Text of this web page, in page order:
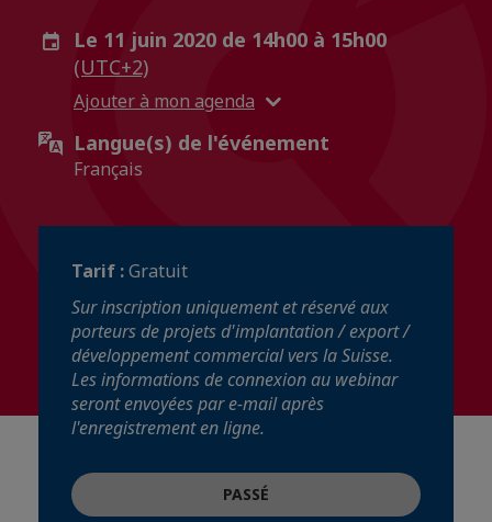
Le 11 juin 2020 de 14h00 à 15h00
(UTC+2)
Ajouter à mon agenda
Langue(s) de l'événement
Français
Tarif :Gratuit
Sur inscription uniquement et réservé aux
porteurs de projets d'implantation / export /
développement commercial vers la Suisse.
Les informations de connexion au webinar
seront envoyées par e-mail après
l'enregistrement en ligne.
PASSÉ